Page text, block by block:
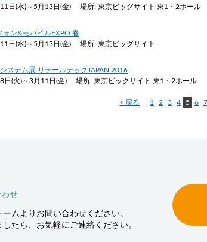
日(水)～5月13日(金) 場所: 東京ビッグサイト 東1・2ホール
ォン&モバイルEXPO 春
日(水)～5月13日(金) 場所: 東京ビッグサイト
ステム展 リテールテックJAPAN 2016
日(火)～3月11日(金) 場所: 東京ビックサイト 東1・2ホール
< 戻る 1 2 3 4 5 6 7
せ
ムよりお問い合わせください。
たら、お気軽にご連絡ください。